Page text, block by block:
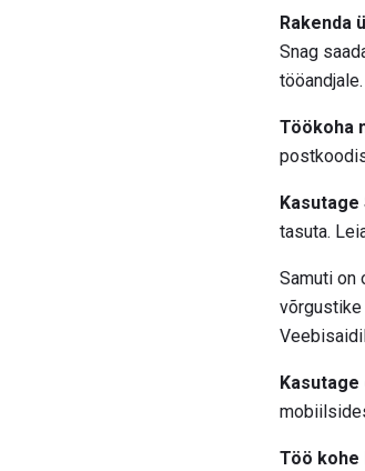
Rakenda
Snag
Töökoha
tasuta.
Samuti on
võrgustike
Töö kohe